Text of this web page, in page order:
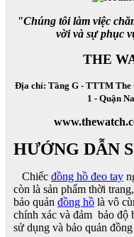
"Chúng tôi làm việc
vời và sự phục
THE
Địa chỉ: Tầng G - TTTM
1 - Quận
HƯỚNG DẪN
Chiếc đồng hồ đeo tay
còn là sản phẩm thời
bảo quản đồng hồ là vô
chính xác và đảm bảo độ
sử dụng và bảo quản